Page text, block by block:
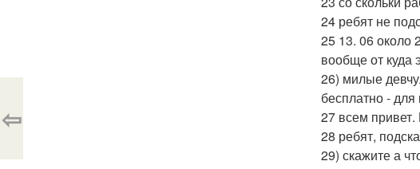
24 ребят не
25 13. 06 около
вообще от куда
26) милые
бесплатно -
27 всем привет.
28 ребят,
29) скажите а
⇦